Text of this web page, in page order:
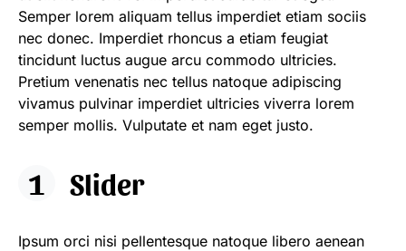
Semper lorem aliquam tellus imperdiet etiam sociis
nec donec. Imperdiet rhoncus a etiam feugiat
tincidunt luctus augue arcu commodo ultricies.
Pretium venenatis nec tellus natoque adipiscing
vivamus pulvinar imperdiet ultricies viverra lorem
semper mollis. Vulputate et nam eget justo.
Slider
Ipsum orci nisi pellentesque natoque libero aenean